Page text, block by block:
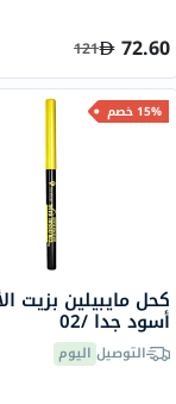
72.60
121
15% خصم
كحل مايبيلين بزيت
أسود جدا /02
التوصيل اليوم